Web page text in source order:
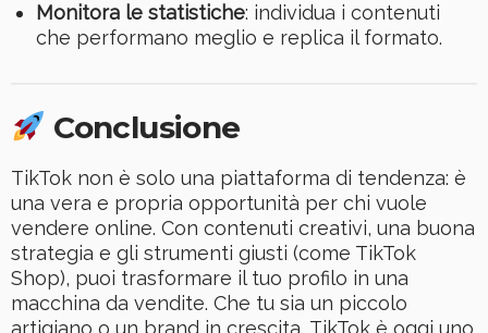
Monitora le statistiche: individua i contenuti
che performano meglio e replica il formato.
Conclusione
TikTok non è solo una piattaforma di tendenza: è
una vera e propria opportunità per chi vuole
vendere online. Con contenuti creativi, una buona
strategia e gli strumenti giusti (come TikTok
Shop), puoi trasformare il tuo profilo in una
macchina da vendite. Che tu sia un piccolo